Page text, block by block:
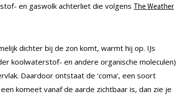
en gaswolk achterliet die volgens The Weather
dichter bij de zon komt, warmt hij op. IJs
koolwaterstof- en andere organische moleculen)
Daardoor ontstaat de ‘coma’, een soort
komeet vanaf de aarde zichtbaar is, dan zie je